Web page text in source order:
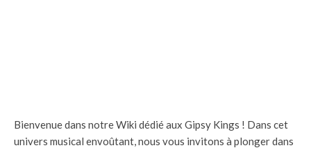
Bienvenue dans notre Wiki dédié aux Gipsy Kings ! Dans cet
univers musical envoûtant, nous vous invitons à plonger dans